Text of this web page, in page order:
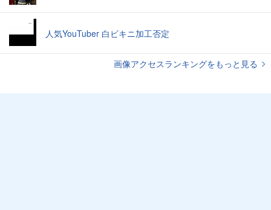
人気YouTuber 白ビキニ加工否定
画像アクセスランキングをもっと見る